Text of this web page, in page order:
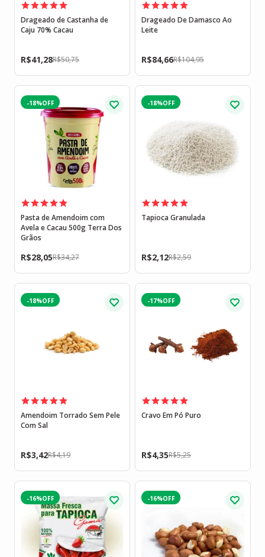
Drageado de Castanha de
Caju 70% Cacau
R$50,75
R$41,28
Drageado De Damasco Ao
Leite
R$104,95
R$84,66
-18%
Pasta de Amendoim com
Avela e Cacau 500g Terra Dos
Grãos
R$34,27
R$28,05
-18%
Tapioca Granulada
R$2,59
R$2,12
-18%
Amendoim Torrado Sem Pele
Com Sal
R$4,19
R$3,42
-17%
Cravo Em Pó Puro
R$5,25
R$4,35
-16% -16%